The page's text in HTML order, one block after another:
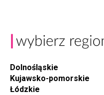
Dolnośląskie
Kujawsko-pomorskie
Łódzkie